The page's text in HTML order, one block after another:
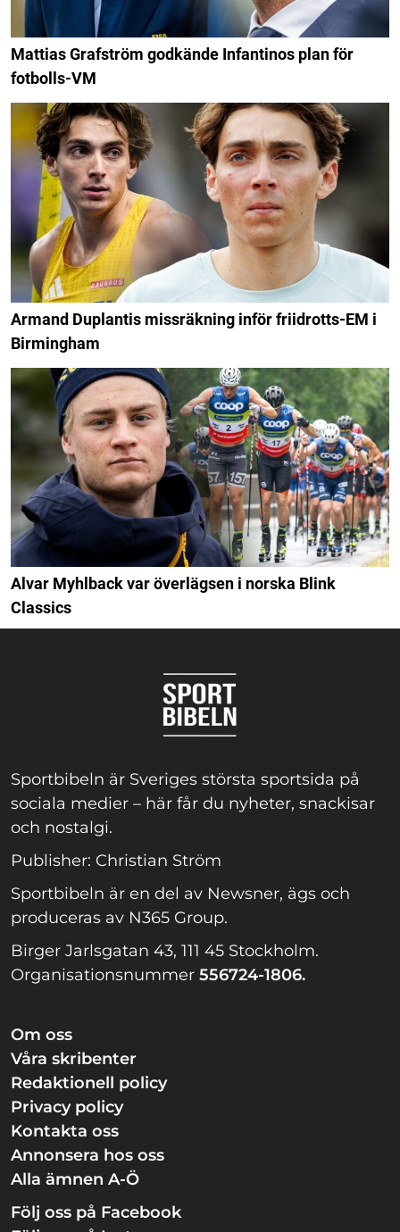
Mattias Grafström godkände Infantinos plan för
fotbolls-VM
Armand Duplantis missräkning inför friidrotts-EM i
Birmingham
Alvar Myhlback var överlägsen i norska Blink
Classics
Sportbibeln är Sveriges största sportsida på
sociala medier – här får du nyheter, snackisar
och nostalgi.
Publisher: Christian Ström
Sportbibeln är en del av Newsner, ägs och
produceras av N365 Group.
Birger Jarlsgatan 43, 111 45 Stockholm.
Organisationsnummer 556724-1806.
Om oss
Våra skribenter
Redaktionell policy
Privacy policy
Kontakta oss
Annonsera hos oss
Alla ämnen A-Ö
Följ oss på Facebook